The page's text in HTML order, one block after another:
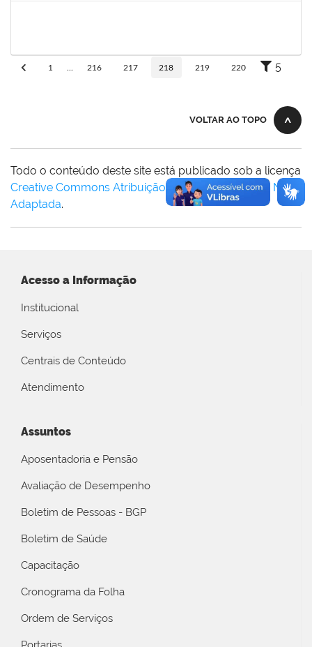
1 216 217 218 219 220 5
VOLTAR AO TOPO
Todo o conteúdo deste site está publicado sob a licença
Creative Commons Atribuição-SemDerivações 3.0 Não
Adaptada.
Acesso a Informação
Institucional
Serviços
Centrais de Conteúdo
Atendimento
Assuntos
Aposentadoria e Pensão
Avaliação de Desempenho
Boletim de Pessoas - BGP
Boletim de Saúde
Capacitação
Cronograma da Folha
Ordem de Serviços